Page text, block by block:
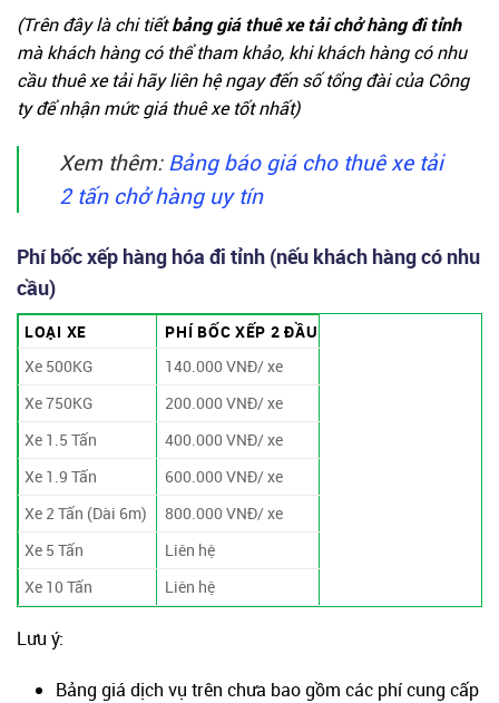
(Trên đây là chi tiếtbảng giá thuê xe tải chở hàng đi tỉnh
mà khách hàng có thể tham khảo, khi khách hàng có nhu
cầu thuê xe tải hãy liên hệ ngay đến số tổng đài của Công
ty để nhận mức giá thuê xe tốt nhất)
Xem thêm:Bảng báo giá cho thuê xe tải
2 tấn chở hàng uy tín
Phí bốc xếp hàng hóa đi tỉnh (nếu khách hàng có nhu
cầu)
LOẠI XE
PHÍ BỐC XẾP 2 ĐẦU
Xe 500KG
140.000 VNĐ/ xe
Xe 750KG
200.000 VNĐ/ xe
Xe 1.5 Tấn
400.000 VNĐ/ xe
Xe 1.9 Tấn
600.000 VNĐ/ xe
Xe 2 Tấn (Dài 6m)
800.000 VNĐ/ xe
Xe 5 Tấn
Liên hệ
Xe 10 Tấn
Liên hệ
Lưu ý:
Bảng giá dịch vụ trên chưa bao gồm các phí cung cấp